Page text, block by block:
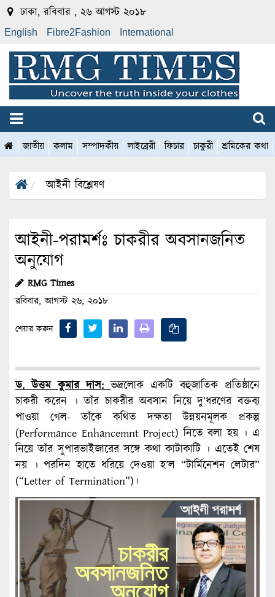
ঢাকা, রবিবার , ২৬ আগস্ট ২০১৮
English Fibre2Fashion International
জাতীয় কলাম সম্পাদকীয় লাইব্রেরী ফিচার চাকুরী শ্রমিকের কথা
আইনী বিশ্লেষণ
আইনী-পরামর্শঃ চাকরীর অবসানজনিত
অনুযোগ
RMG Times
রবিবার, আগস্ট ২৬, ২০১৮
শেয়ার করুন
ড. উত্তম কুমার দাস: ভদ্রলোক একটি বহুজাতিক প্রতিষ্ঠানে
চাকরী করেন । তাঁর চাকরীর অবসান নিয়ে দু’ধরণের বক্তব্য
পাওয়া গেল- তাঁকে কথিত দক্ষতা উন্নয়নমূলক প্রকল্প
(Performance Enhancemnt Project) নিতে বলা হয় । এ
নিয়ে তাঁর সুপারভাইজারের সঙ্গে কথা কাটাকাটি । এতেই শেষ
নয় । পরদিন হাতে ধরিয়ে দেওয়া হ’ল “টার্মিনেশন লেটার”
(“Letter of Termination”)।